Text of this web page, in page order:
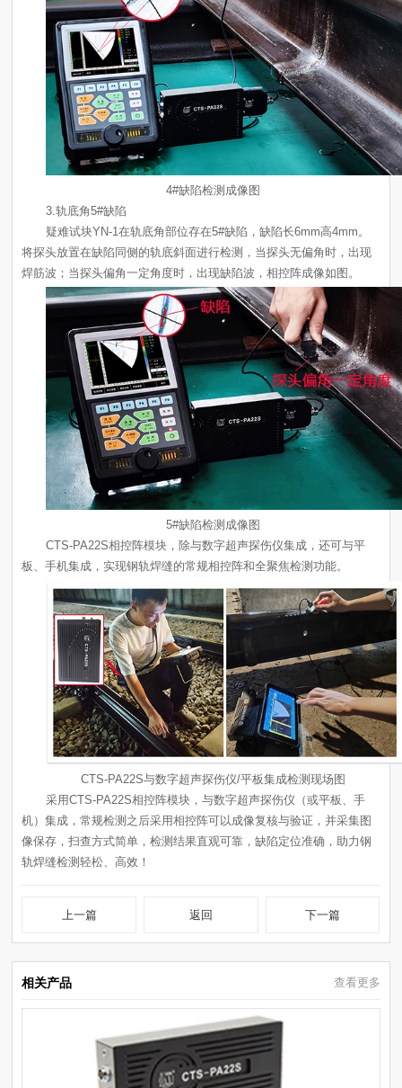
4#缺陷检测成像图
3.轨底角5#缺陷
焊筋波；当探头偏角一定角度时，出现缺陷波，相控阵成像如图。
5#缺陷检测成像图
板、手机集成，实现钢轨焊缝的常规相控阵和全聚焦检测功能。
CTS-PA22S与数字超声探伤仪/平板集成检测现场图
轨焊缝检测轻松、高效！
上一篇 返回 下一篇
相关产品 查看更多